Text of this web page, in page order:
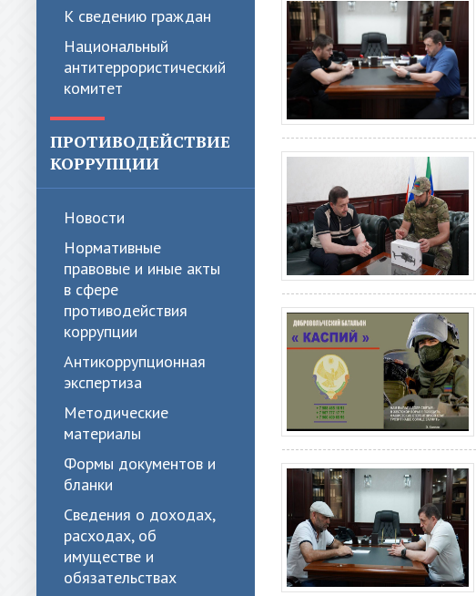
К сведению граждан
Национальный
антитеррористический
комитет
ПРОТИВОДЕЙСТВИЕ
КОРРУПЦИИ
Новости
Нормативные
правовые и иные акты
в сфере
противодействия
коррупции
Антикоррупционная
экспертиза
Методические
материалы
Формы документов и
бланки
Сведения о доходах,
расходах, об
имуществе и
обязательствах